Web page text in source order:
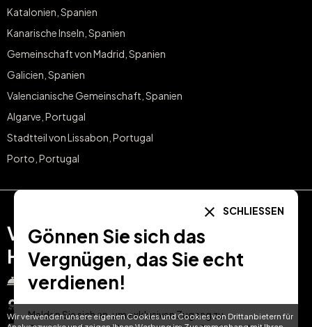
Wir verwenden unsere eigenen Cookies und Cookies von Drittanbietern für
Katalonien, Spanien
Kanarische Inseln, Spanien
Gemeinschaft von Madrid, Spanien
Galicien, Spanien
Valencianische Gemeinschaft, Spanien
Algarve, Portugal
Stadtteil von Lissabon, Portugal
Porto, Portugal
Verkaufen mit
Hotel Treats
Für hoteliers
Auszeichnungen
Einkaufen bei
Hotel Treats
Firmengeschenke
SCHLIESSEN
Gönnen Sie sich das
Vergnügen, das Sie echt
verdienen!
Melden Sie sich an, um exklusiven Zugang zu